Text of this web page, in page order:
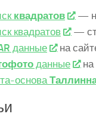
квадратов
—
квадратов
—
данные
на
данные
на
основа